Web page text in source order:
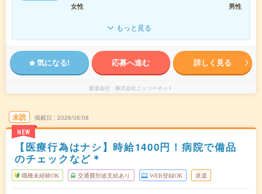
女性
男性
もっと見る
気になる! 応募へ進む 詳しく見る
派遣会社 株式会社ニッソーネット
未読
NEW
掲載日 2026/08/08
【医療行為はナシ】時給1400円！病院で備品
のチェックなど＊
職種未経験OK 交通費別途支給あり WEB登録OK 派遣